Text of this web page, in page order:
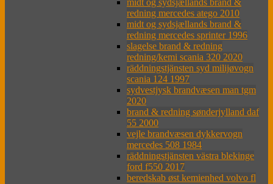
midt og sydsjællands brand &
redning mercedes atego 2010
midt og sydsjællands brand &
redning mercedes sprinter 1996
slagelse brand & redning
redning/kemi scania 320 2020
räddningstjänsten syd milijøvogn
scania 124 1997
sydvestjysk brandvæsen man tgm
2020
brand & redning sønderjylland daf
55 2000
vejle brandvæsen dykkervogn
mercedes 508 1984
räddningstjänsten västra blekinge
ford f550 2017
beredskab øst kemienhed volvo fl